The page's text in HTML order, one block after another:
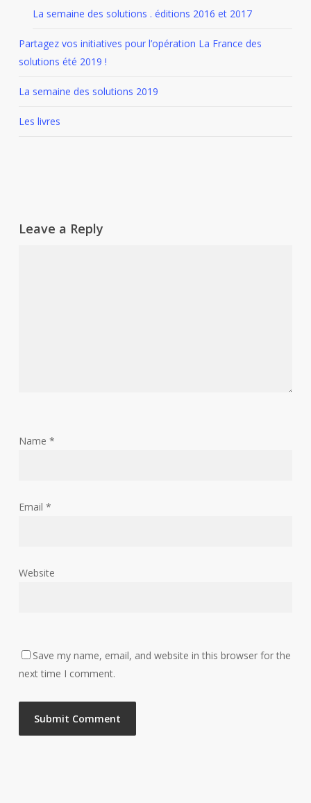
La semaine des solutions . éditions 2016 et 2017
Partagez vos initiatives pour l’opération La France des
solutions été 2019 !
La semaine des solutions 2019
Les livres
Leave a Reply
Name *
Email *
Website
Save my name, email, and website in this browser for the
next time I comment.